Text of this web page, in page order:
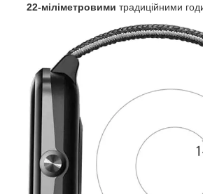
22-міліметровими традиційними